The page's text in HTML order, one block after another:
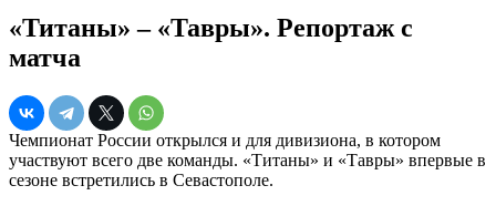
«Титаны» – «Тавры». Репортаж с
матча
Чемпионат России открылся и для дивизиона, в котором
участвуют всего две команды. «Титаны» и «Тавры» впервые в
сезоне встретились в Севастополе.